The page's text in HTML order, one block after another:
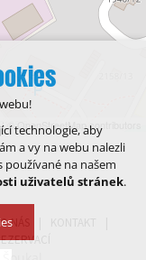
| © OpenStreetMap contributors
O NÁS
technologie, aby
a vy na webu nalezli
na našem
uživatelů stránek.